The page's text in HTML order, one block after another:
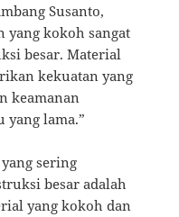
Susanto,
yang kokoh sangat
besar. Material
kekuatan yang
keamanan
yang lama.”
sering
besar adalah
yang kokoh dan